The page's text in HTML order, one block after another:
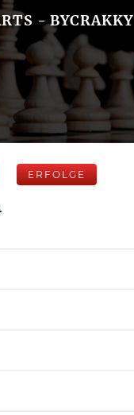
- BYCRAKKY
ERFOLGE